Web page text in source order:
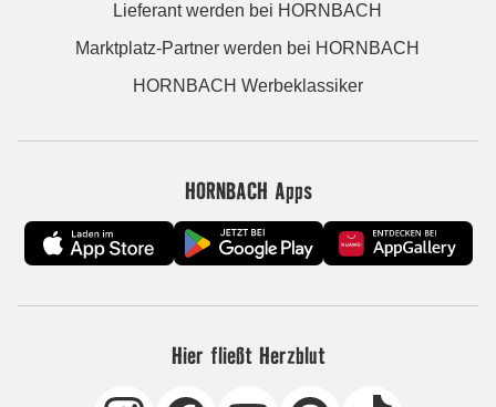
Lieferant werden bei HORNBACH
Marktplatz-Partner werden bei HORNBACH
HORNBACH Werbeklassiker
HORNBACH Apps
Hier fließt Herzblut